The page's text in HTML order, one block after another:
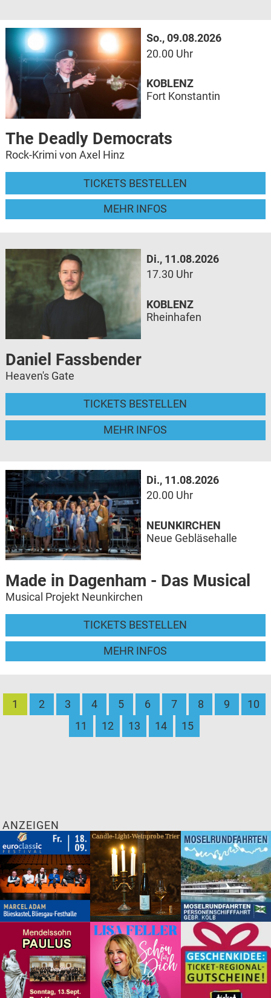
So., 09.08.2026
20.00 Uhr
The Deadly Democrats
Rock-Krimi von Axel Hinz
TICKETS BESTELLEN
MEHR INFOS
KOBLENZ
Fort Konstantin
Di., 11.08.2026
17.30 Uhr
Daniel Fassbender
Heaven's Gate
TICKETS BESTELLEN
MEHR INFOS
KOBLENZ
Rheinhafen
Di., 11.08.2026
20.00 Uhr
Made in Dagenham - Das Musical
Musical Projekt Neunkirchen
TICKETS BESTELLEN
MEHR INFOS
NEUNKIRCHEN
Neue Gebläsehalle
1 2 3 4 5 6 7 8 9
10
11
12 13 14 15
ANZEIGEN